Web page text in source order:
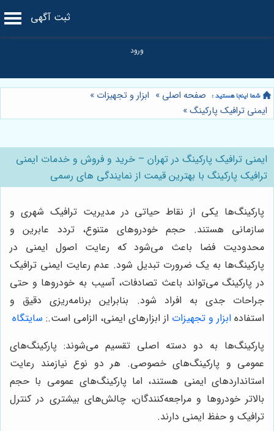
ثبت آگهی
صفحه اصلی » ابزار و تجهیزات »
ایمنی ترافیک پارکینگ»
ایمنی ترافیک پارکینگ در تهران – خرید و فروش و خدمات ایمنی
ترافیک پارکینگ با بهترین قیمت از نمایندگی های رسمی
پارکینگ‌ها یکی از نقاط حیاتی در مدیریت ترافیک شهری و
سازمانی هستند. حجم خودروهای متنوع، تردد عابرین و
محدودیت فضا باعث می‌شود که رعایت اصول ایمنی در
پارکینگ‌ها به یک ضرورت تبدیل شود. عدم رعایت ایمنی ترافیک
در پارکینگ می‌تواند باعث تصادفات، آسیب به خودروها و حتی
جراحات جدی به افراد شود. بنابراین برنامه‌ریزی دقیق و
استفاده ابزار و تجهیزات از ابزارهای ایمنی، الزامی است.: سایتگاه
پارکینگ‌ها به دو دسته اصلی تقسیم می‌شوند: پارکینگ‌های
عمومی و پارکینگ‌های خصوصی. هر دو نوع نیازمند رعایت
استانداردهای ایمنی هستند، اما پارکینگ‌های عمومی با حجم
بالاتر خودروها و مراجعه‌کنندگان، چالش‌های بیشتری در کنترل
ترافیک و حفظ ایمنی دارند.